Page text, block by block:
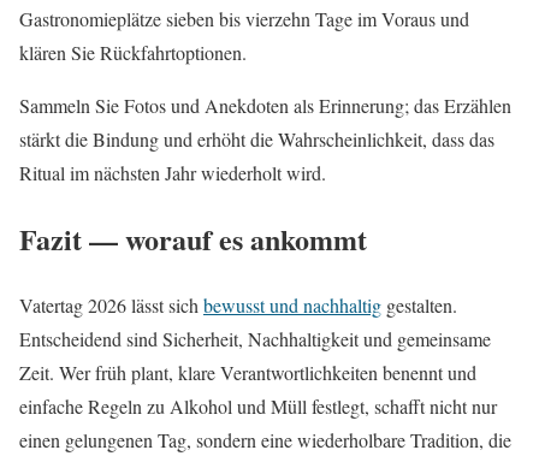
Gastronomieplätze sieben bis vierzehn Tage im Voraus und
klären Sie Rückfahrtoptionen.
Sammeln Sie Fotos und Anekdoten als Erinnerung; das Erzählen
stärkt die Bindung und erhöht die Wahrscheinlichkeit, dass das
Ritual im nächsten Jahr wiederholt wird.
Fazit — worauf es ankommt
Vatertag 2026 lässt sichbewusst und nachhaltig gestalten.
Entscheidend sind Sicherheit, Nachhaltigkeit und gemeinsame
Zeit. Wer früh plant, klare Verantwortlichkeiten benennt und
einfache Regeln zu Alkohol und Müll festlegt, schafft nicht nur
einen gelungenen Tag, sondern eine wiederholbare Tradition, die